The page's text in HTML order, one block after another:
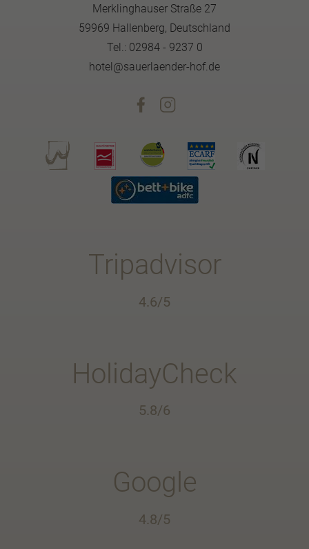
Merklinghauser Straße 27
59969 Hallenberg, Deutschland
Tel.: 02984 - 9237 0
hotel@sauerlaender-hof.de
Tripadvisor
4.6/5
HolidayCheck
5.8/6
Google
4.8/5